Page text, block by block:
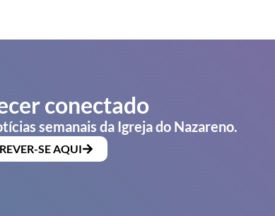
conectado
semanais da Igreja do Nazareno.
SE AQUI